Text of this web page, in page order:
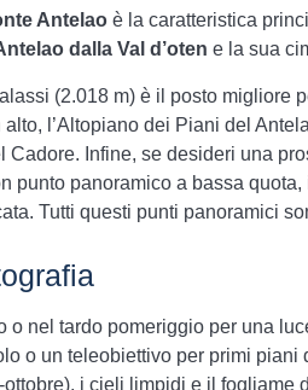
Antelaoè la caratteristica
dalla Val d’oten e la sua
(2.018 m) è il posto migliore
l’Altopiano dei Piani del
Cadore. Infine, se desideri una
punto panoramico a bassa
Tutti questi punti panoramici
o nel tardo pomeriggio per una
o un teleobiettivo per primi piani
ottobre), i cieli limpidi e il fogliame